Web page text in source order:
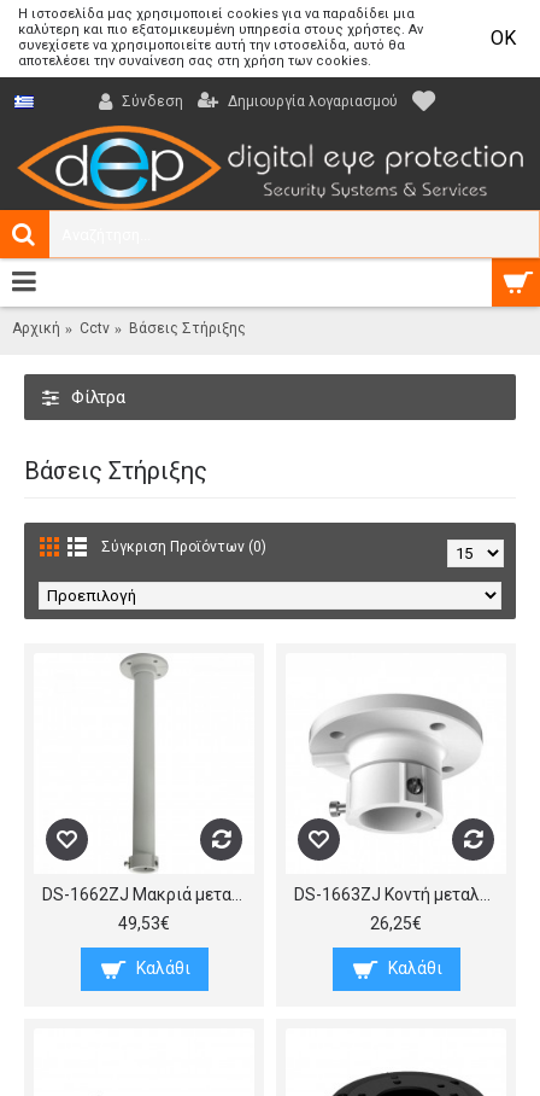
Η ιστοσελίδα μας χρησιμοποιεί cookies για να παραδίδει μια
καλύτερη και πιο εξατομικευμένη υπηρεσία στους χρήστες. Αν
συνεχίσετε να χρησιμοποιείτε αυτή την ιστοσελίδα, αυτό θα
αποτελέσει την συναίνεση σας στη χρήση των cookies.
OK
Σύνδεση Δημιουργία λογαριασμού
Αρχική Cctv Βάσεις Στήριξης
Φίλτρα
Βάσεις Στήριξης
Σύγκριση Προϊόντων (0)
49,53€
Καλάθι
26,25€
Καλάθι